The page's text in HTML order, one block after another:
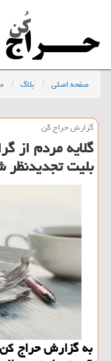
صفحه اصلی بلاگ
گزارش حراج كن
گلایه مردم از
بلیت تجدیدنظر
به گزارش حراج كن